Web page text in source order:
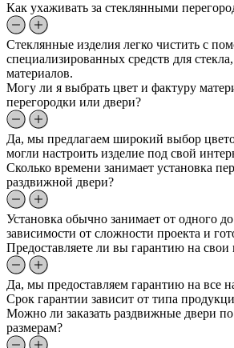
Как ухаживать за стеклянными
Стеклянные изделия легко чистить с
специализированных средств для
материалов.
Могу ли я выбрать цвет и фактуру
перегородки или двери?
Да, мы предлагаем широкий выбор
могли настроить изделие под свой
Сколько времени занимает установка
раздвижной двери?
Установка обычно занимает от одного
зависимости от сложности проекта и
Предоставляете ли вы гарантию на свои
Да, мы предоставляем гарантию на все
Срок гарантии зависит от типа
Можно ли заказать раздвижные двери
размерам?